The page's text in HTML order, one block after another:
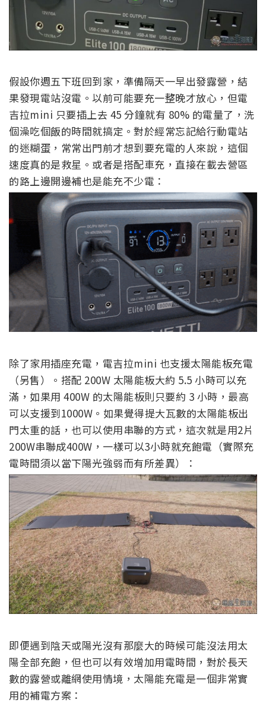
假設你週五下班回到家，準備隔天一早出發露營，結
果發現電站沒電。以前可能要充一整晚才放心，但電
吉拉mini 只要插上去 45 分鐘就有 80% 的電量了，洗
個澡吃個飯的時間就搞定。對於經常忘記給行動電站
的迷糊蛋，常常出門前才想到要充電的人來說，這個
速度真的是救星。或者是搭配車充，直接在載去營區
的路上邊開邊補也是能充不少電：
除了家用插座充電，電吉拉mini 也支援太陽能板充電
（另售）。搭配 200W 太陽能板大約 5.5 小時可以充
滿，如果用 400W 的太陽能板則只要約 3 小時 ， 最高
可以支援到1000W 。如果覺得提大瓦數的太陽能板出
門太重的話，也可以使用串聯的方式，這次就是用2片
200W串聯成400W，一樣可以3小時就充飽電（實際充
電時間須以當下陽光強弱而有所差異）：
即便遇到陰天或陽光沒有那麼大的時候可能沒法用太
陽全部充飽，但也可以有效增加用電時間，對於長天
數的露營或離網使用情境，太陽能充電是一個非常實
用的補電方案：